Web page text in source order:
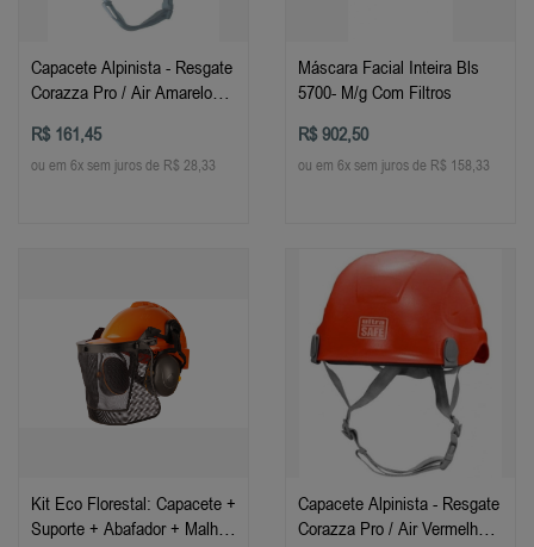
Capacete Alpinista - Resgate
Corazza Pro / Air Amarelo
R$ 161,45
ou em 6x sem juros de R$ 28,33
Máscara Facial Inteira Bls
5700- M/g Com Filtros
R$ 902,50
ou em 6x sem juros de R$ 158,33
Kit Eco Florestal: Capacete +
Suporte + Abafador + Malha
Capacete Alpinista - Resgate
Corazza Pro / Air Vermelho